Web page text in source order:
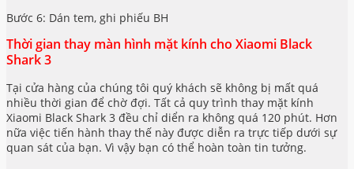
Bước 6: Dán tem, ghi phiếu BH
Thời gian thay màn hình mặt kính cho Xiaomi Black
Shark 3
Tại cửa hàng của chúng tôi quý khách sẽ không bị mất quá
nhiều thời gian để chờ đợi. Tất cả quy trình thay mặt kính
Xiaomi Black Shark 3 đều chỉ diển ra không quá 120 phút. Hơn
nữa việc tiến hành thay thế này được diễn ra trực tiếp dưới sự
quan sát của bạn. Vì vậy bạn có thể hoàn toàn tin tưởng.